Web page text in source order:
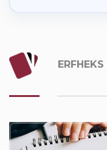
ERFHEKS